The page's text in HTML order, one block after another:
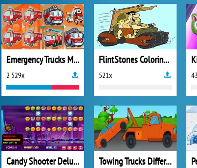
Emergency Trucks Match 3
2 529x
FlintStones Coloring Game
521x
Candy Shooter Deluxe Towing Trucks Differences